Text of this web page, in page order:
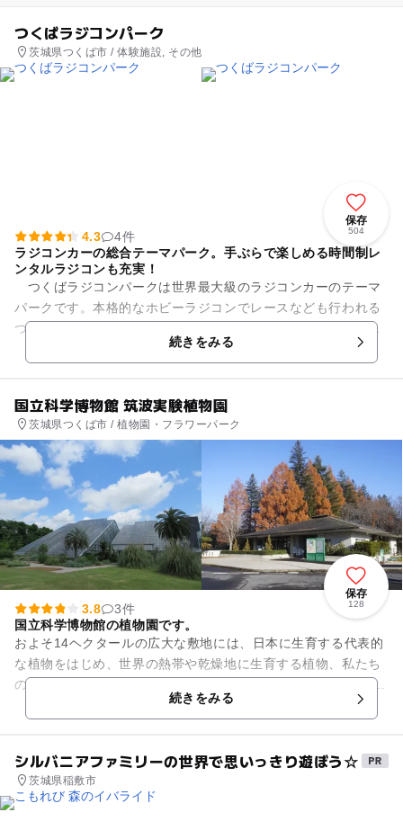
つくばラジコンパーク
茨城県つくば市 / 体験施設, その他
保存
504
4.3
4件
ラジコンカーの総合テーマパーク。手ぶらで楽しめる時間制レ
ンタルラジコンも充実！
つくばラジコンパークは世界最大級のラジコンカーのテーマ
パークです。本格的なホビーラジコンでレースなども行われる
つくばラジコンアリーナと、レンタルラジコンが手軽に楽しめ
るつくばラジコンランドの2...続きをみる
国立科学博物館 筑波実験植物園
茨城県つくば市 / 植物園・フラワーパーク
保存
128
3.8
3件
国立科学博物館の植物園です。
およそ14ヘクタールの広大な敷地には、日本に生育する代表的
な植物をはじめ、世界の熱帯や乾燥地に生育する植物、私たち
の生活と密接に関わる植物など、7000種類を超える植物が植栽
続きをみる
シルバニアファミリーの世界で思いっきり遊ぼう☆
茨城県稲敷市